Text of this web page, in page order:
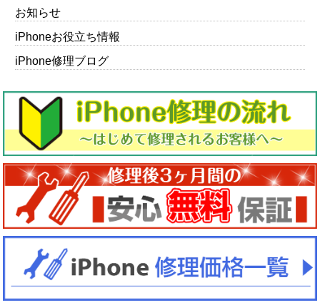
お知らせ
iPhoneお役立ち情報
iPhone修理ブログ